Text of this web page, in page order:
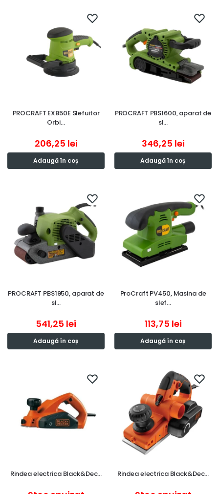
PROCRAFT EX850E Slefuitor
Orbi…
206,25 lei
Adaugă în coș
PROCRAFT PBS1600, aparat de
sl…
346,25 lei
Adaugă în coș
PROCRAFT PBS1950, aparat de
sl…
541,25 lei
Adaugă în coș
ProCraft PV450, Masina de
slef…
113,75 lei
Adaugă în coș
Rindea electrica Black&Dec… Rindea electrica Black&Dec…